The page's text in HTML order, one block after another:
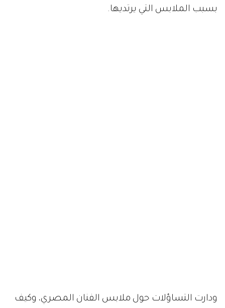
بسبب الملابس التي يرتديها.
ودارت التساؤلات حول ملابس الفنان المصري، وكيف